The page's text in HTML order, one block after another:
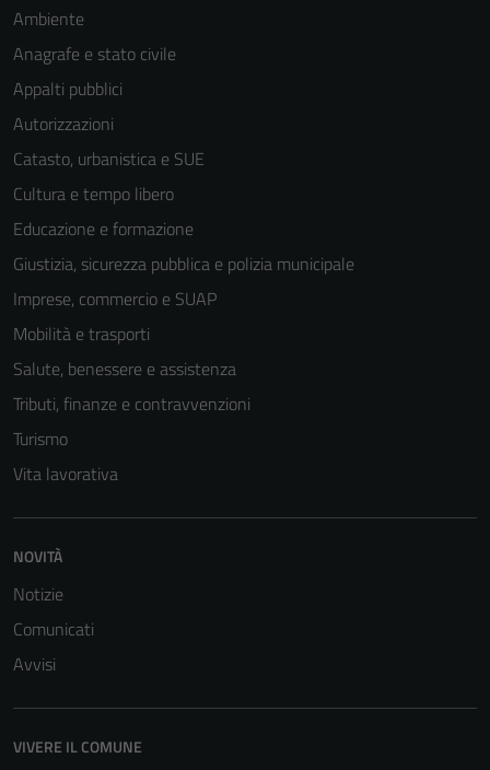
Ambiente
Anagrafe e stato civile
Appalti pubblici
Autorizzazioni
Catasto, urbanistica e SUE
Cultura e tempo libero
Educazione e formazione
Giustizia, sicurezza pubblica e polizia municipale
Imprese, commercio e SUAP
Mobilità e trasporti
Salute, benessere e assistenza
Tributi, finanze e contravvenzioni
Turismo
Vita lavorativa
NOVITÀ
Notizie
Comunicati
Avvisi
VIVERE IL COMUNE